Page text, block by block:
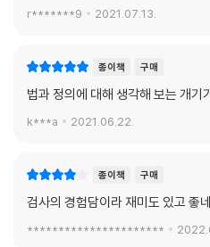
프릿 바라라는 『정의는 어떻게 실현
말도 덧붙인다. “내가 주장하고 싶은
정당하다고 믿는다는 점이다.” 흔히
과정이 눈에 보여야 한다고 말한다.
겪고 있지만, 이것이 늘 법의 실패나
정의에 접근하는 사람들 때문에 곧잘
를 진실에 도달하는 방법으로 여기기
r*******9 2021.07.13.
종이책 구매
법과 정의에 대해 생각해 보는 개기
k***a 2021.06.22.
종이책 구매
검사의 경험담이라 재미도 있고 좋
**********************